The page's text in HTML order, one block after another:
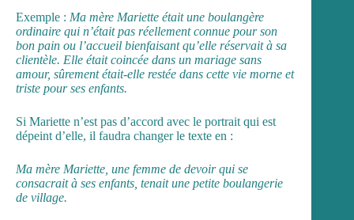
Exemple : Ma mère Mariette était une boulangère
ordinaire qui n’était pas réellement connue pour son
bon pain ou l’accueil bienfaisant qu’elle réservait à sa
clientèle. Elle était coincée dans un mariage sans
amour, sûrement était-elle restée dans cette vie morne et
triste pour ses enfants.
Si Mariette n’est pas d’accord avec le portrait qui est
dépeint d’elle, il faudra changer le texte en :
Ma mère Mariette, une femme de devoir qui se
consacrait à ses enfants, tenait une petite boulangerie
de village.